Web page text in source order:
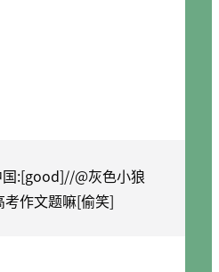
:[good]//@灰色小狼
作文题嘛[偷笑]